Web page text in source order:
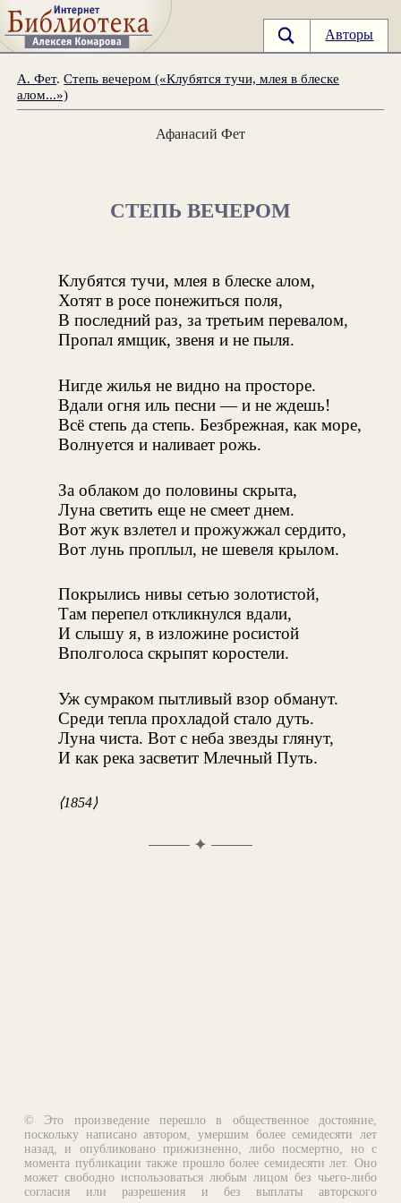
Авторы
А. Фет.Степь вечером («Клубятся тучи, млея в блеске
алом...»)
Афанасий Фет
СТЕПЬ ВЕЧЕРОМ
Клубятся тучи, млея в блеске алом,
Хотят в росе понежиться поля,
В последний раз, за третьим перевалом,
Пропал ямщик, звеня и не пыля.
Нигде жилья не видно на просторе.
Вдали огня иль песни — и не ждешь!
Всё степь да степь. Безбрежная, как море,
Волнуется и наливает рожь.
За облаком до половины скрыта,
Луна светить еще не смеет днем.
Вот жук взлетел и прожужжал сердито,
Вот лунь проплыл, не шевеля крылом.
Покрылись нивы сетью золотистой,
Там перепел откликнулся вдали,
И слышу я, в изложине росистой
Вполголоса скрыпят коростели.
Уж сумраком пытливый взор обманут.
Среди тепла прохладой стало дуть.
Луна чиста. Вот с неба звезды глянут,
И как река засветит Млечный Путь.
⟨1854⟩
✦
© Это произведение перешло в общественное достояние,
поскольку написано автором, умершим более семидесяти лет
назад, и опубликовано прижизненно, либо посмертно, но с
момента публикации также прошло более семидесяти лет. Оно
может свободно использоваться любым лицом без чьего-либо
согласия или разрешения и без выплаты авторского